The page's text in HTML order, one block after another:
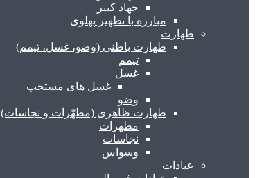
جهاد کبیر
مبارزه با تطهیر پهلوی
طهارت
طهارت باطنی (وضو، غسل، تیمم)
تیمم
غسل
غسل های مستحب
وضو
طهارت ظاهری (مطهّرات و نجاسات)
مطهرات
نجاسات
وسواس
عبادات